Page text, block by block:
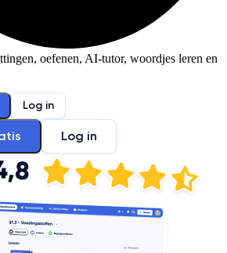
oefenen, AI-tutor, woordjes leren en
Log in
Log in